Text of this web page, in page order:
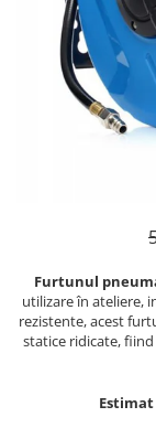
Navigatii Fiat
Navigatii
Navigatii
Navigatii
Navigatii
Navigatii
Navigatii
Furtunul
utilizare în ateliere,
rezistente, acest
statice ridicate,